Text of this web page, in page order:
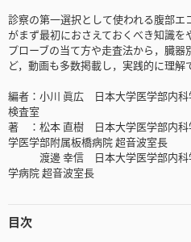
診察の第一選択として使われる腹部
がまず最初におさえておくべき知識を
プローブの当て方や走査法から，臓
ど，動画も多数掲載し，実践的に理解
編者：小川 眞広 日本大学医学部内
検査室
著 ：松本 直樹 日本大学医学部内科
学医学部附属板橋病院 超音波室長
渡邊 幸信 日本大学医学部内科学
学病院 超音波室長
目次